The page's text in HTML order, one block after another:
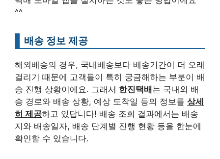
^^
배송 정보 제공
해외배송의 경우, 국내배송보다 배송기간이 더 오래
걸리기 때문에 고객들이 특히 궁금해하는 부분이 배
송 진행 상황이에요. 그래서 한진택배 는 국내외 배
송 경로와 배송 상황, 예상 도착일 등의 정보를 상세
히 제공하고 있답니다! 배송 조회 결과에서는 배송
지와 배송일자, 배송 단계별 진행 현황 등을 한눈에
확인할 수 있습니다.